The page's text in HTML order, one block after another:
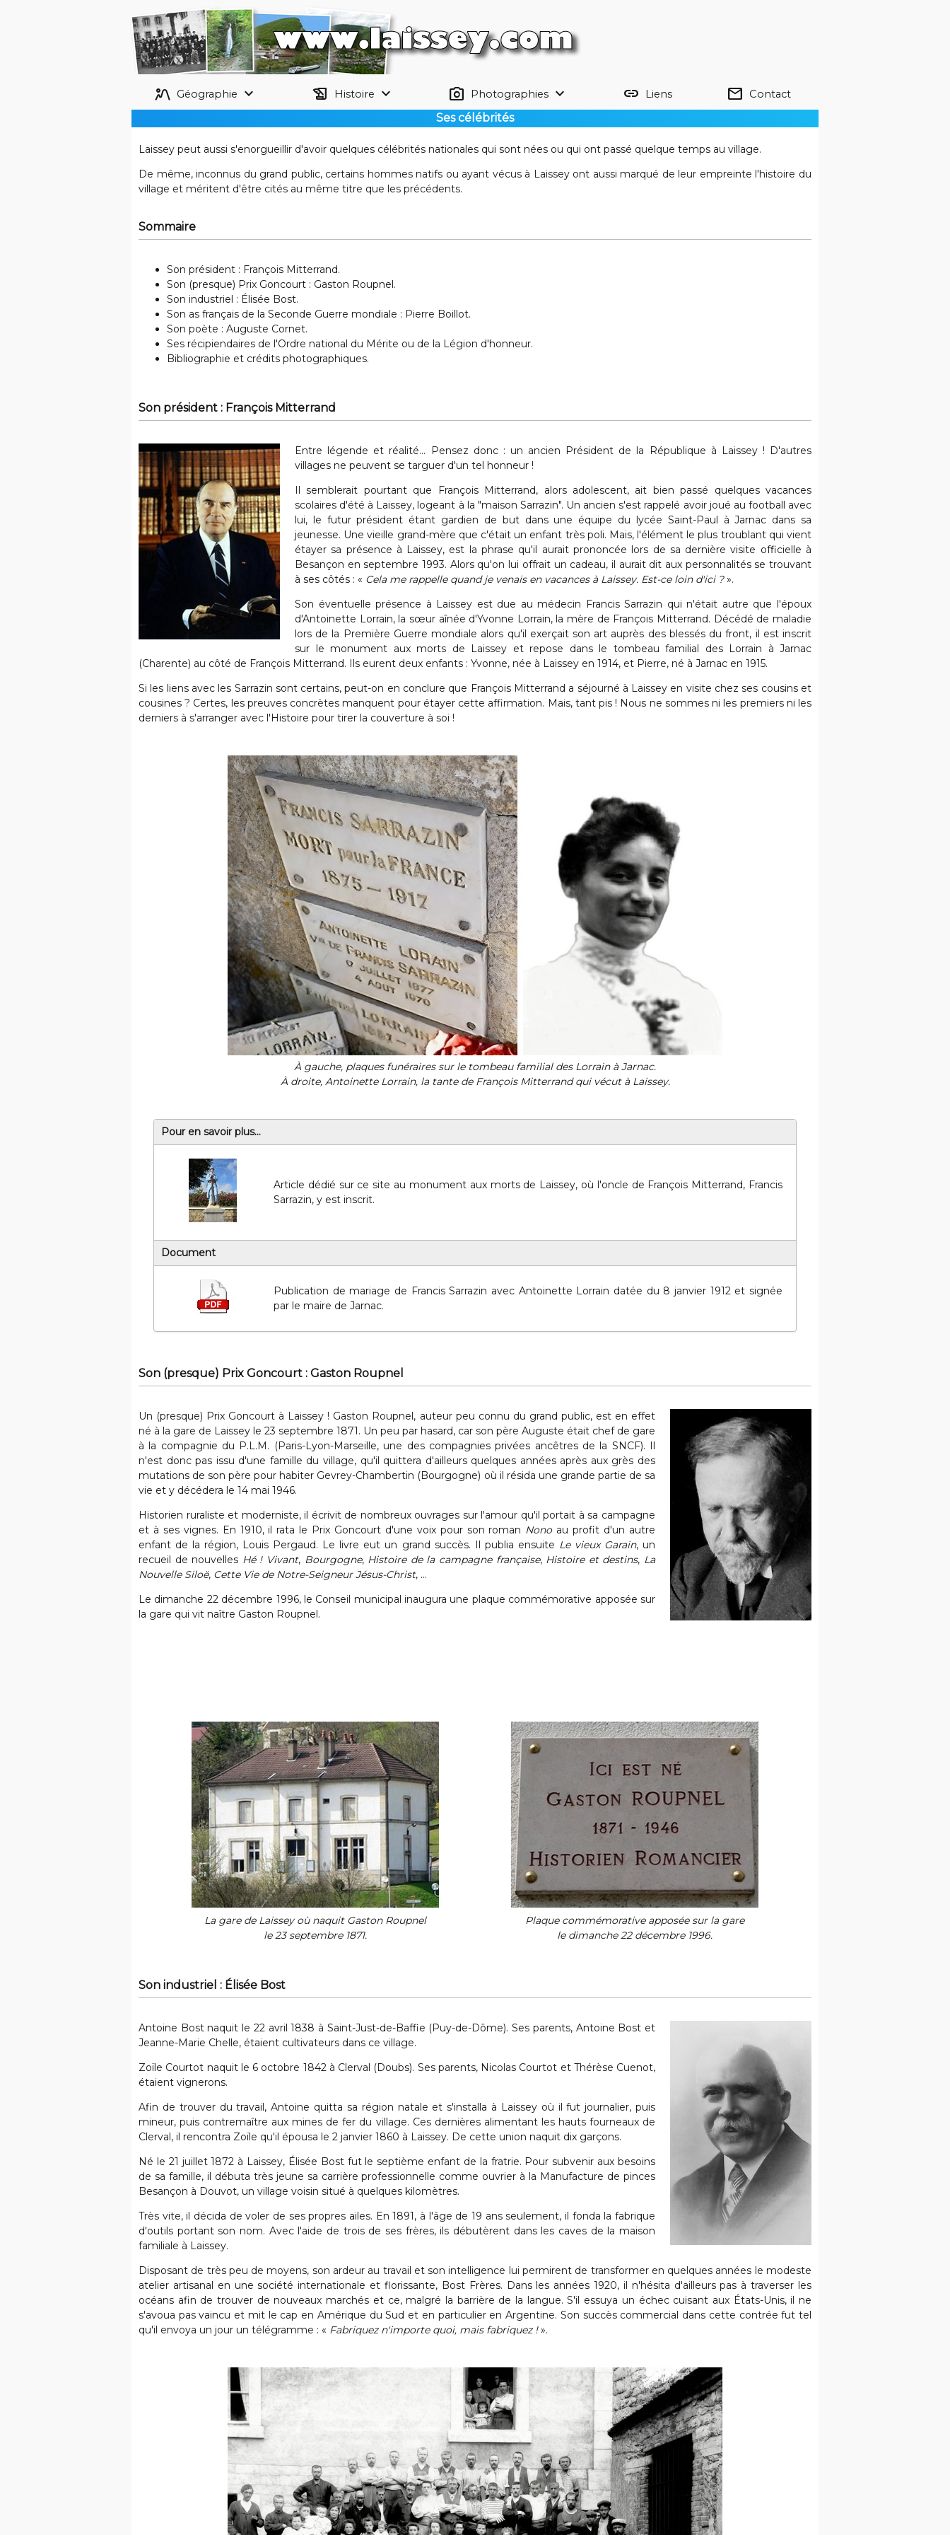
landscape_2 Géographie keyboard_arrow_down history_edu Histoire keyboard_arrow_down photo_camera Photographies keyboard_arrow_down link Liens mail Contact
Ses célébrités
Laissey peut aussi s'enorgueillir d'avoir quelques célébrités nationales qui sont nées ou qui ont passé quelque temps au village.
De même, inconnus du grand public, certains hommes natifs ou ayant vécus à Laissey ont aussi marqué de leur empreinte l'histoire du
village et méritent d'être cités au même titre que les précédents.
Sommaire
Son président : François Mitterrand.
Son (presque) Prix Goncourt : Gaston Roupnel.
Son industriel : Élisée Bost.
Son as français de la Seconde Guerre mondiale : Pierre Boillot.
Son poète : Auguste Cornet.
Ses récipiendaires de l'Ordre national du Mérite ou de la Légion d'honneur.
Bibliographie et crédits photographiques.
Son président : François Mitterrand
Entre légende et réalité... Pensez donc : un ancien Président de la République à Laissey ! D'autres
villages ne peuvent se targuer d'un tel honneur !
Il semblerait pourtant que François Mitterrand, alors adolescent, ait bien passé quelques vacances
scolaires d'été à Laissey, logeant à la "maison Sarrazin". Un ancien s'est rappelé avoir joué au football avec
lui, le futur président étant gardien de but dans une équipe du lycée Saint-Paul à Jarnac dans sa
jeunesse. Une vieille grand-mère que c'était un enfant très poli. Mais, l'élément le plus troublant qui vient
étayer sa présence à Laissey, est la phrase qu'il aurait prononcée lors de sa dernière visite officielle à
Besançon en septembre 1993. Alors qu'on lui offrait un cadeau, il aurait dit aux personnalités se trouvant
à ses côtés : « Cela me rappelle quand je venais en vacances à Laissey. Est-ce loin d'ici ?».
Son éventuelle présence à Laissey est due au médecin Francis Sarrazin qui n'était autre que l'époux
d'Antoinette Lorrain, la sœur aînée d'Yvonne Lorrain, la mère de François Mitterrand. Décédé de maladie
lors de la Première Guerre mondiale alors qu'il exerçait son art auprès des blessés du front, il est inscrit
sur le monument aux morts de Laissey et repose dans le tombeau familial des Lorrain à Jarnac
(Charente) au côté de François Mitterrand. Ils eurent deux enfants : Yvonne, née à Laissey en 1914, et Pierre, né à Jarnac en 1915.
Si les liens avec les Sarrazin sont certains, peut-on en conclure que François Mitterrand a séjourné à Laissey en visite chez ses cousins et
cousines ? Certes, les preuves concrètes manquent pour étayer cette affirmation. Mais, tant pis ! Nous ne sommes ni les premiers ni les
derniers à s'arranger avec l'Histoire pour tirer la couverture à soi !
À gauche, plaques funéraires sur le tombeau familial des Lorrain à Jarnac.
À droite, Antoinette Lorrain, la tante de François Mitterrand qui vécut à Laissey.
Pour en savoir plus...
Article dédié sur ce site au monument aux morts de Laissey, où l'oncle de François Mitterrand, Francis
Sarrazin, y est inscrit.
Document
Publication de mariage de Francis Sarrazin avec Antoinette Lorrain datée du 8 janvier 1912 et signée
par le maire de Jarnac.
Son (presque) Prix Goncourt : Gaston Roupnel
Un (presque) Prix Goncourt à Laissey ! Gaston Roupnel, auteur peu connu du grand public, est en effet
né à la gare de Laissey le 23 septembre 1871. Un peu par hasard, car son père Auguste était chef de gare
à la compagnie du P.L.M. (Paris-Lyon-Marseille, une des compagnies privées ancêtres de la SNCF). Il
n'est donc pas issu d'une famille du village, qu'il quittera d'ailleurs quelques années après aux grès des
mutations de son père pour habiter Gevrey-Chambertin (Bourgogne) où il résida une grande partie de sa
vie et y décédera le 14 mai 1946.
Historien ruraliste et moderniste, il écrivit de nombreux ouvrages sur l'amour qu'il portait à sa campagne
et à ses vignes. En 1910, il rata le Prix Goncourt d'une voix pour son roman Nonoau profit d'un autre
enfant de la région, Louis Pergaud. Le livre eut un grand succès. Il publia ensuite Le vieux Garain, un
recueil de nouvelles Hé ! Vivant, Bourgogne, Histoire de la campagne française, Histoire et destins, La
Nouvelle Siloë, Cette Vie de Notre-Seigneur Jésus-Christ, ...
Le dimanche 22 décembre 1996, le Conseil municipal inaugura une plaque commémorative apposée sur
la gare qui vit naître Gaston Roupnel.
La gare de Laissey où naquit Gaston Roupnel
le 23 septembre 1871.
Plaque commémorative apposée sur la gare
le dimanche 22 décembre 1996.
Son industriel : Élisée Bost
Antoine Bost naquit le 22 avril 1838 à Saint-Just-de-Baffie (Puy-de-Dôme). Ses parents, Antoine Bost et
Jeanne-Marie Chelle, étaient cultivateurs dans ce village.
Zoïle Courtot naquit le 6 octobre 1842 à Clerval (Doubs). Ses parents, Nicolas Courtot et Thérèse Cuenot,
étaient vignerons.
Afin de trouver du travail, Antoine quitta sa région natale et s'installa à Laissey où il fut journalier, puis
mineur, puis contremaître aux mines de fer du village. Ces dernières alimentant les hauts fourneaux de
Clerval, il rencontra Zoïle qu'il épousa le 2 janvier 1860 à Laissey. De cette union naquit dix garçons.
Né le 21 juillet 1872 à Laissey, Élisée Bost fut le septième enfant de la fratrie. Pour subvenir aux besoins
de sa famille, il débuta très jeune sa carrière professionnelle comme ouvrier à la Manufacture de pinces
Besançon à Douvot, un village voisin situé à quelques kilomètres.
Très vite, il décida de voler de ses propres ailes. En 1891, à l'âge de 19 ans seulement, il fonda la fabrique
d'outils portant son nom. Avec l'aide de trois de ses frères, ils débutèrent dans les caves de la maison
familiale à Laissey.
Disposant de très peu de moyens, son ardeur au travail et son intelligence lui permirent de transformer en quelques années le modeste
atelier artisanal en une société internationale et florissante, Bost Frères. Dans les années 1920, il n'hésita d'ailleurs pas à traverser les
océans afin de trouver de nouveaux marchés et ce, malgré la barrière de la langue. S'il essuya un échec cuisant aux États-Unis, il ne
s'avoua pas vaincu et mit le cap en Amérique du Sud et en particulier en Argentine. Son succès commercial dans cette contrée fut tel
qu'il envoya un jour un télégramme : « Fabriquez n'importe quoi, mais fabriquez !».